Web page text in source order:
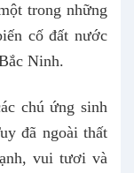
trong những
cố đất nước
Ninh.
chú ứng sinh
đã ngoài thất
vui tươi và